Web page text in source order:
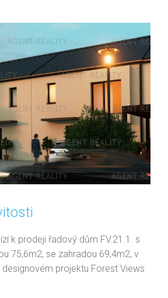
k prodeji řadový dům FV.21.1. s
75,6m2, se zahradou 69,4m2, v
projektu Forest Views